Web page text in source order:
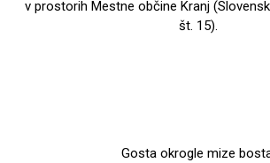
v prostorih Mestne občine Kranj
št. 15).
Gosta okrogle mize